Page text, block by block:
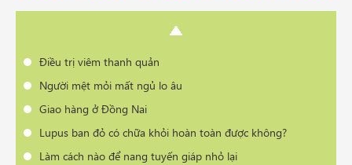
Có phải bị thoái hóa cột sống khi đổi thời tiết?
Cần tư vấn sản phẩm trị vẩy nến da đầu
Điều trị viêm thanh quản
Người mệt mỏi mất ngủ lo âu
Giao hàng ở Đồng Nai
Lupus ban đỏ có chữa khỏi hoàn toàn được không?
Làm cách nào để nang tuyến giáp nhỏ lại